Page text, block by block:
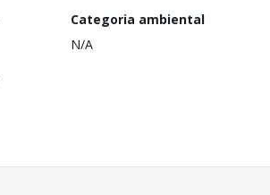
Categoria ambiental
N/A